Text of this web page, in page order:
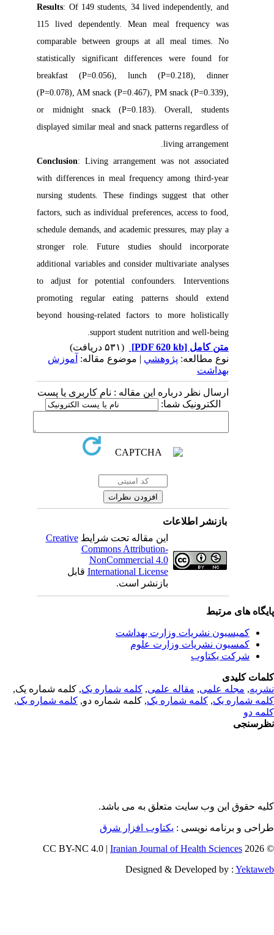
Results: Of 149 students, 34 lived independently, and
115 lived dependently. Mean meal frequency was
comparable between groups at all meal times. No
statistically significant differences were found for
breakfast (P=0.056), lunch (P=0.218), dinner
(P=0.078), AM snack (P=0.467), PM snack (P=0.339),
or midnight snack (P=0.183). Overall, students
displayed similar meal and snack patterns regardless of
living arrangement.
Conclusion: Living arrangement was not associated
with differences in meal frequency among third-year
nursing students. These findings suggest that other
factors, such as individual preferences, access to food,
schedule demands, and academic pressures, may play a
stronger role. Future studies should incorporate
additional variables and consider multivariate analyses
to adjust for potential confounders. Interventions
promoting regular eating patterns should extend
beyond housing-related factors to more holistically
support student nutrition and well-being.
متن کامل[PDF 620 kb]
نوع مطالعه:پژوهشي| موضوع مقاله:آموزش
بهداشت
ارسال نظر درباره این مقاله : نام کاربری یا پست
الکترونیک شما:
بازنشر اطلاعات
این مقاله تحت شرایطCreative
Commons Attribution-
NonCommercial 4.0
International Licenseقابل
بازنشر است.
های مرتبط
کمیسیون نشریات وزارت بهداشت
کمسیون نشریات وزارت علوم
شرکت یکتاوب
کلیدی
,مجله علمی, مقاله علمی, کلمه شماره یک, کلمه شماره یک,
شماره یک,کلمه شماره یک, کلمه شماره دو,کلمه شماره یک,
دو
حقوق این وب سایت متعلق بهمی باشد.
و برنامه نویسی : یکتاوب افزار شرق
©
Iranian Journal of Health Sciences
Designed & Developed by :